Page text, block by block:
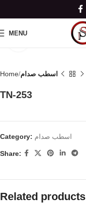
MENU
Click to enlarge
Home اسطب صدام
TN-253
Category: اسطب صدام
Share:
Related products